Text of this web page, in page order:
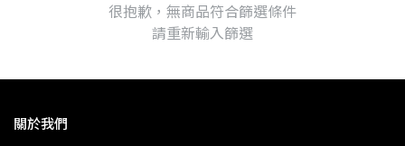
很抱歉，無商品符合篩選條件
請重新輸入篩選
關於我們